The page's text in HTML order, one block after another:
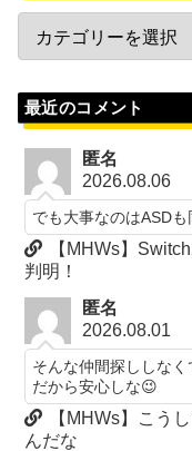
最近のコメント
匿名
2026.08.06
でも大事なのはASD
【MHWs】
判明！
匿名
2026.08.01
そんな仲間探ししな
だから安心しな😉
【MHWs】こう
んだな